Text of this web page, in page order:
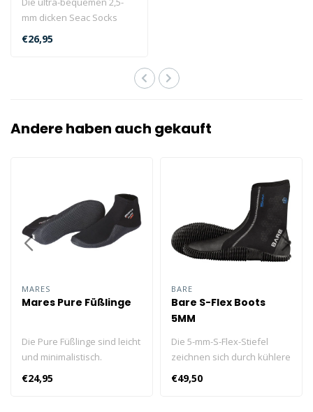
mm dicken Seac Socks
Neoprensocken sind der
perfekte Begl..
€26,95
Andere haben auch gekauft
MARES
Mares Pure Füßlinge
Die Pure Füßlinge sind leicht
und minimalistisch.
Hergestellt aus 2mm
Neopren. Die Höhe der
€24,95
BARE
Bare S-Flex Boots
5MM
Die 5-mm-S-Flex-Stiefel
zeichnen sich durch kühlere
Wassertemperaturen aus
und sind so konstruiert,
€49,50